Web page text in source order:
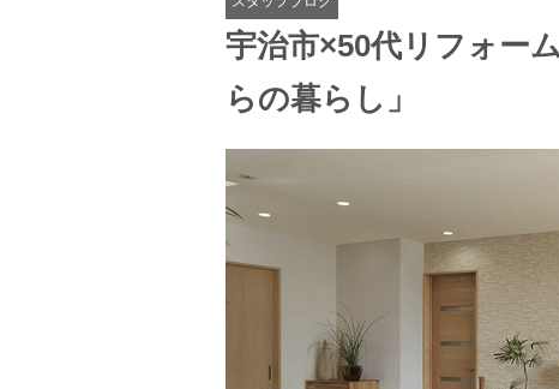
宇治市×50代リフォー
らの暮らし」